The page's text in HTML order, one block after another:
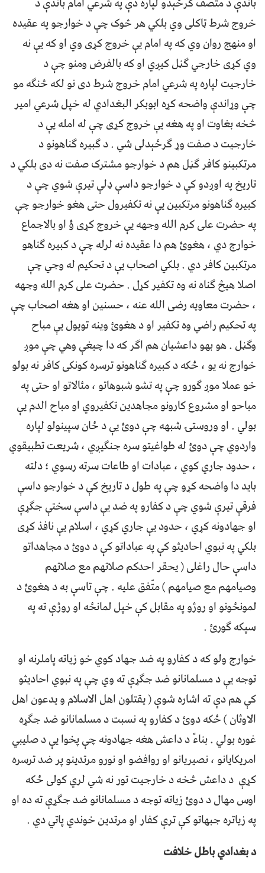
خروج شرط ټاکلی وي بلکي هر څوک چې د خوارجو په عقیده
او منهج روان وي که په امام یې خروج کړی وي او که یې نه
وي کړی خارجي ګڼل کیږي او که بالفرض ومنو چې د
خارجیت لپاره په شرعي امام خروج شرط دی نو لکه څنګه مو
چې وړاندې واضحه کړه ابوبکر البغدادي له خپل شرعي امیر
څخه بغاوت او په هغه یې خروج کړی چې له امله یې د
خارجیت د صفت وړ ګرځېدلی شي . د ګبیره ګناهونو د
مرتکبینو کافر ګڼل هم د خوارجو مشترک صفت نه دی بلکي د
تاریخ په اوږدو کې د خوارجو داسې ډلې تیرې شوي چې د
کبیره ګناهونو مرتکبین یې نه تکفیرول حتی هغو خوارجو چې
په حضرت علی کرم الله وجهه یې خروج کړی ؤ او بالاجماع
خوارج دي ، هغوئ هم دا عقیده نه لرله چې د کبیره ګناهو
مرتکبین کافر دي . بلکي اصحاب یې د تحکیم له وجي چې
اصلا هیڅ ګناه نه وه تکفیر کړل . حضرت علی کرم الله وجهه
، حضرت معاویه رضی الله عنه ، حسنین او هغه اصحاب چې
په تحکیم راضي وه تکفیر او د هغوئ وینه تویول یې مباح
وګڼل . هو بهو داعشیان هم اګر که دا چیغې وهي چې موږ
خوارج نه یو ، ځکه د کبیره ګناهونو ترسره کونکی کافر نه بولو
خو عملا موږ ګورو چې په تشو شبوهاتو ، مئالاتو او حتی په
مباحو او مشروع کارونو مجاهدین تکفیروي او مباح الدم یې
بولي . او وروستۍ شبهه چې دوئ یې د ځان سپینولو لپاره
واردوي چې دوئ له طواغیتو سره جنګیږي ، شریعت تطبیقوي
، حدود جاري کوي ، عبادات او طاعات سرته رسوي ؛ دلته
باید دا واضحه کړو چې په طول د تاریخ کې د خوارجو داسې
فرقې تیرې شوي چې د کفارو په ضد یې داسې سختې جګړې
او جهادونه کړي ، حدود یې جاري کړي ، اسلام یې نافذ کړی
بلکي په نبوي احادیثو کې په عباداتو کې د دوئ د مجاهداتو
داسې حال راغلی ( یحقر احدکم صلاتهم مع صلاتهم
وصیامهم مع صیامهم ) متّفق علیه . چې تاسې به د هغوئ د
لمونځونو او روژو په مقابل کې خپل لمانځه او روژې ته په
سپکه ګورئ .
خوارج ولو که د کفارو په ضد جهاد کوي خو زیاته پاملرنه او
توجه یې د مسلمانانو ضد جګړې ته وي چې په نبوي احادیثو
کې هم دې ته اشاره شوې ( یقتلون اهل الاسلام و یدعون اهل
الاوثان ) ځکه دوئ د کفارو په نسبت د مسلمانانو ضد جګړه
غوره بولي . بناءً د داعش هغه جهادونه چې پخوا یې د صلیبي
امریکایانو ، نصیریانو او روافضو او نورو مرتدینو پر ضد ترسره
کړې د داعش څخه د خارجیت تور نه شي لري کولی ځکه
اوس مهال د دوئ زیاته توجه د مسلمانانو ضد جګړې ته ده او
په زیاتره جبهاتو کې ترې کفار او مرتدین خوندي پاتي دي .
د بغدادي باطل خلافت